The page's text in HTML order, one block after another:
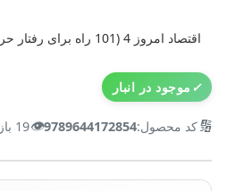
اقتصاد امروز 4 (101 راه برای رفتار حرفه ای در تجارت)
✓ موجود در انبار
🔢کد محصول:9789644172854
👁️19 بازدید